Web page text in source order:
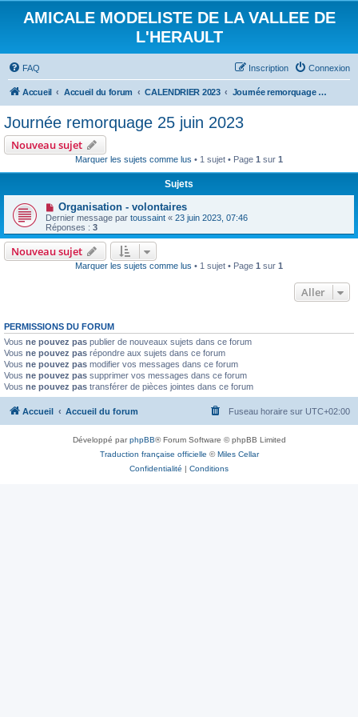
AMICALE MODELISTE DE LA VALLEE DE
L'HERAULT
FAQ Connexion
Inscription
Accueil Accueil du forum CALENDRIER 2023 Journée remorquage 25 juin 2023
Journée remorquage 25 juin 2023
Nouveau sujet
Marquer les sujets comme lus • 1 sujet • Page 1 sur 1
Sujets
Organisation - volontaires
Dernier message par toussaint « 23 juin 2023, 07:46
Réponses : 3
Nouveau sujet
Marquer les sujets comme lus • 1 sujet • Page 1 sur 1
Aller
PERMISSIONS DU FORUM
Vous ne pouvez pas publier de nouveaux sujets dans ce forum
Vous ne pouvez pas répondre aux sujets dans ce forum
Vous ne pouvez pas modifier vos messages dans ce forum
Vous ne pouvez pas supprimer vos messages dans ce forum
Vous ne pouvez pas transférer de pièces jointes dans ce forum
Accueil Accueil du forum Fuseau horaire sur UTC+02:00
Développé parphpBB® Forum Software © phpBB Limited
Traduction française officielle ©Miles Cellar
Confidentialité | Conditions